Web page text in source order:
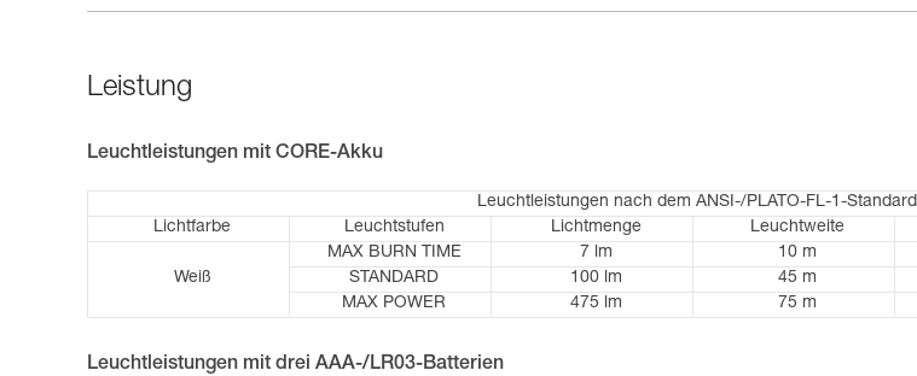
Leistung
Leuchtleistungen mit CORE-Akku
Leuchtleistungen nach dem ANSI-/PLATO-FL-1-Standard
Lichtfarbe
Leuchtstufen Lichtmenge Leuchtweite
Weiß
MAX BURN TIME 7 lm 10 m
STANDARD
100 lm 45 m
MAX POWER
475 lm 75 m
Leuchtleistungen mit drei AAA-/LR03-Batterien